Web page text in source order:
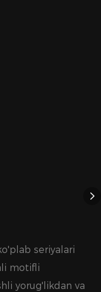
seriyalari
motifli
yorug'likdan va